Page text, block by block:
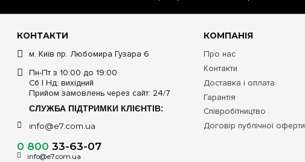
КОНТАКТИ
м. Київ пр. Любомира Гузара 6
Пн-Пт з 10:00 до 19:00
Сб | Нд: вихідний
Прийом замовлень через сайт: 24/7
СЛУЖБА ПІДТРИМКИ КЛІЄНТІВ:
info@e7.com.ua
0 800 33-63-07
info@e7.com.ua
КОМПАНІЯ
Про нас
Контакти
Доставка і оплата
Гарантія
Співробітництво
Договір публічної оферти